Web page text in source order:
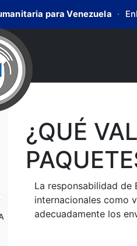
para Venezuela ·
¿QUÉ
La responsabilidad de
internacionales como
adecuadamente los